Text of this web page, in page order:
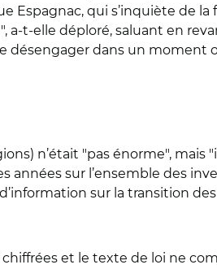
Espagnac, qui s’inquiète de
t-elle déploré, saluant en
désengager dans un
n’était "pas énorme",
années sur l’ensemble des
sur la transition
et le texte de loi ne